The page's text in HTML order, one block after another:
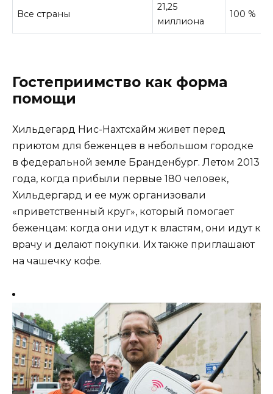
Все страны
21,25
миллиона
100 %
Гостеприимство как форма
помощи
Хильдегард Нис-Нахтсхайм живет перед
приютом для беженцев в небольшом городке
в федеральной земле Бранденбург. Летом 2013
года, когда прибыли первые 180 человек,
Хильдергард и ее муж организовали
«приветственный круг», который помогает
беженцам: когда они идут к властям, они идут к
врачу и делают покупки. Их также приглашают
на чашечку кофе.